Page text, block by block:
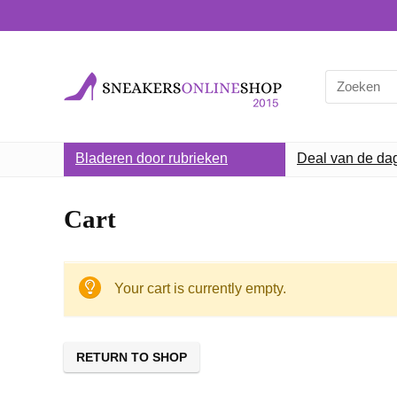
Search
for:
Bladeren door rubrieken Deal van de
Cart
Your cart is currently empty.
RETURN TO SHOP